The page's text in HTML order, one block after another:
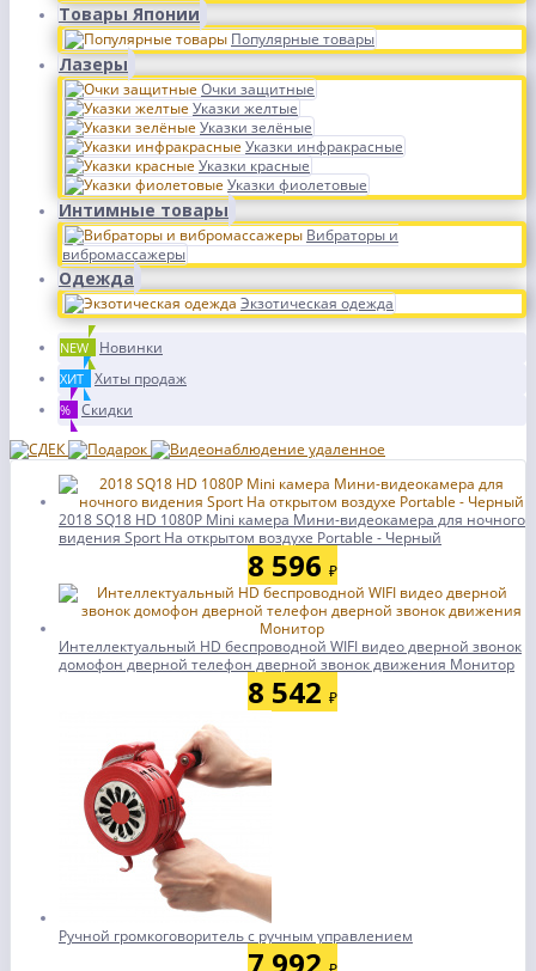
Товары Японии
Популярные товары
Лазеры
Очки защитные
Указки желтые
Указки зелёные
Указки инфракрасные
Указки красные
Указки фиолетовые
Интимные товары
Вибраторы и
вибромассажеры
Одежда
Экзотическая одежда
NEW Новинки
ХИТ Хиты продаж
% Скидки
2018 SQ18 HD 1080P Mini камера Мини-видеокамера для ночного
видения Sport На открытом воздухе Portable - Черный
8 596 ₽
Интеллектуальный HD беспроводной WIFI видео дверной звонок
домофон дверной телефон дверной звонок движения Монитор
8 542 ₽
Ручной громкоговоритель с ручным управлением